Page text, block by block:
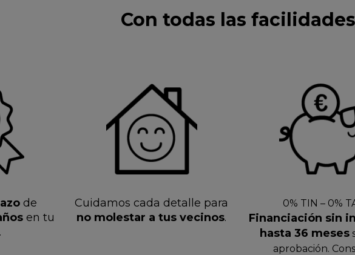
Con todas las facilidades
de
en tu
Cuidamos cada detalle para
no molestar a tus vecinos.
0% TIN – 0%
Financiación sin
hasta 36 meses
aprobación.